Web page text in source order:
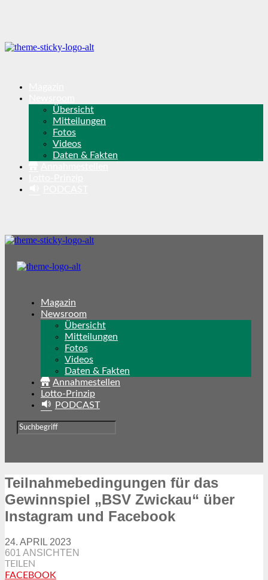
Übersicht
Mitteilungen
Fotos
Videos
Daten & Fakten
Magazin
Newsroom
Übersicht
Mitteilungen
Fotos
Videos
Daten & Fakten
Annahmestellen
Lotto-Prinzip
PODCAST
Teilnahmebedingungen für das
Gewinnspiel „BSV Zwickau“ über
Instagram und Facebook
24. APRIL 2023
601 ANSICHTEN
TEILEN
FACEBOOK